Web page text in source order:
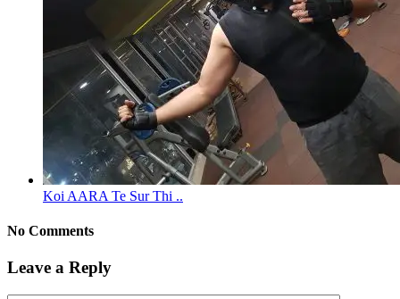
Koi AARA Te Sur Thi ..
No Comments
Leave a Reply